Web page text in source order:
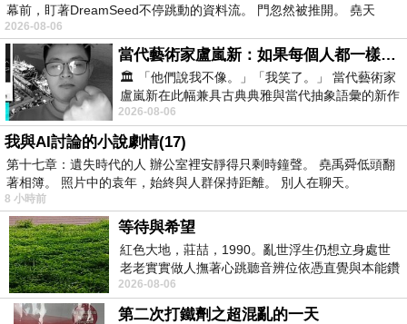
幕前，盯著DreamSeed不停跳動的資料流。 門忽然被推開。 堯天
2026-08-06
當代藝術家盧嵐新：如果每個人都一樣，這世界該有多無聊？
🏛️ 「他們說我不像。」「我笑了。」 當代藝術家
盧嵐新在此幅兼具古典典雅與當代抽象語彙的新作
中，以沈靜的藍色空間為背景，描繪了
2026-08-06
我與AI討論的小說劇情(17)
第十七章：遺失時代的人 辦公室裡安靜得只剩時鐘聲。 堯禹舜低頭翻
著相簿。 照片中的袁年，始終與人群保持距離。 別人在聊天。
8 小時前
等待與希望
紅色大地，莊喆，1990。亂世浮生仍想立身處世
老老實實做人撫著心跳聽音辨位依憑直覺與本能鑽
向裂隙的亮處探索另一個心聲另一個共鳴的
2026-08-06
第二次打鐵劑之超混亂的一天